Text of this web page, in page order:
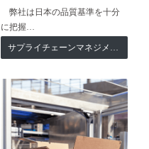
弊社は日本の品質基準を十分
に把握…
サプライチェーンマネジメント